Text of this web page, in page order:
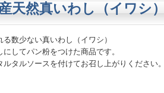
天然真いわし（イワシ
数少ない真いわし（イワシ）
してパン粉をつけた商品です。
タルソースを付けてお召し上がりください